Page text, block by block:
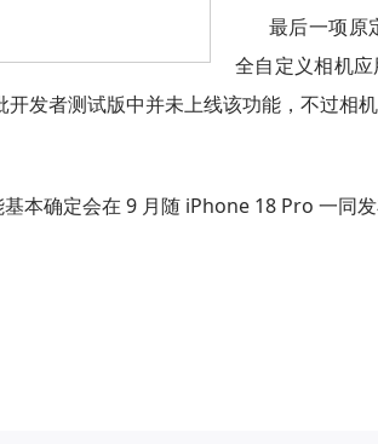
最后一项原
全自定义相机
开发者测试版中并未上线该功能，不过相
本确定会在 9 月随 iPhone 18 Pro 一同发